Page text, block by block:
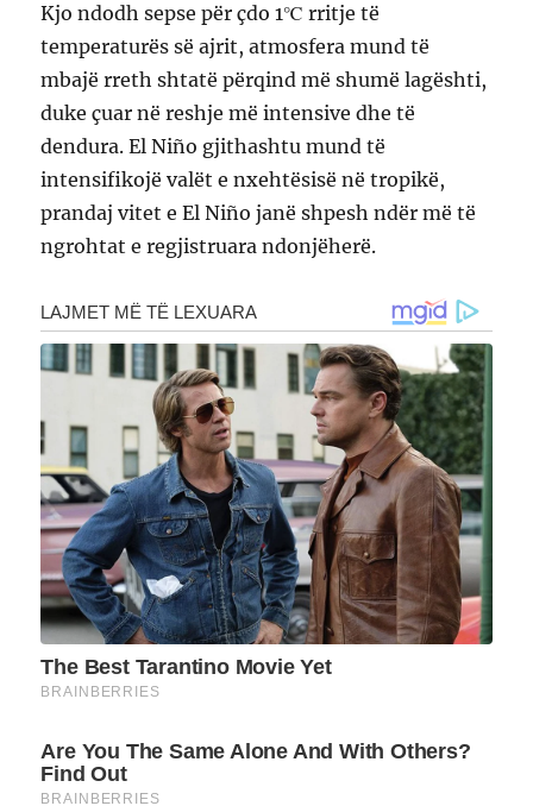
Kjo ndodh sepse për çdo 1℃ rritje të
temperaturës së ajrit, atmosfera mund të
mbajë rreth shtatë përqind më shumë lagështi,
duke çuar në reshje më intensive dhe të
dendura. El Niño gjithashtu mund të
intensifikojë valët e nxehtësisë në tropikë,
prandaj vitet e El Niño janë shpesh ndër më të
ngrohtat e regjistruara ndonjëherë.